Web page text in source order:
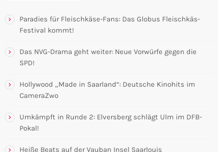
Paradies für Fleischkäse-Fans: Das Globus Fleischkäs-
Festival kommt!
Das NVG-Drama geht weiter: Neue Vorwürfe gegen die
SPD!
Hollywood „Made in Saarland“: Deutsche Kinohits im
CameraZwo
Umkämpft in Runde 2: Elversberg schlägt Ulm im DFB-
Pokal!
Heiße Beats auf der Vauban Insel Saarlouis